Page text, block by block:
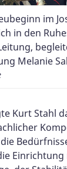
im
in den
Melanie
Kurt Stahl